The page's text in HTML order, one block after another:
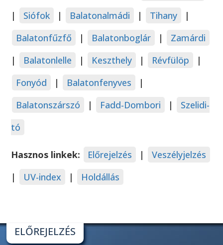
|
Siófok | Balatonalmádi | Tihany
|
Balatonfűzfő
| Balatonboglár |
Zamárdi
|
Balatonlelle | Keszthely | Révfülöp
|
Fonyód
| Balatonfenyves
|
Balatonszárszó
| Fadd-Dombori |
Szelidi-
tó
Hasznos linkek: Előrejelzés |
Veszélyjelzés
|
UV-index | Holdállás
ELŐREJELZÉS